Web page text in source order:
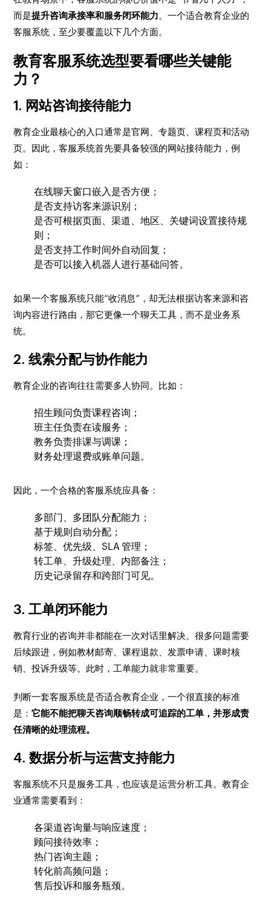
而是提升咨询承接率和服务闭环能力。一个适合教育企业的
客服系统，至少要覆盖以下几个方面。
教育客服系统选型要看哪些关键能
力？
1. 网站咨询接待能力
教育企业最核心的入口通常是官网、专题页、课程页和活动
页。因此，客服系统首先要具备较强的网站接待能力，例
如：
在线聊天窗口嵌入是否方便；
是否支持访客来源识别；
是否可根据页面、渠道、地区、关键词设置接待规
则；
是否支持工作时间外自动回复；
是否可以接入机器人进行基础问答。
如果一个客服系统只能“收消息”，却无法根据访客来源和咨
询内容进行路由，那它更像一个聊天工具，而不是业务系
统。
2. 线索分配与协作能力
教育企业的咨询往往需要多人协同。比如：
招生顾问负责课程咨询；
班主任负责在读服务；
教务负责排课与调课；
财务处理退费或账单问题。
因此，一个合格的客服系统应具备：
多部门、多团队分配能力；
基于规则自动分配；
标签、优先级、SLA 管理；
转工单、升级处理、内部备注；
历史记录留存和跨部门可见。
3. 工单闭环能力
教育行业的咨询并非都能在一次对话里解决。很多问题需要
后续跟进，例如教材邮寄、课程退款、发票申请、课时核
销、投诉升级等。此时，工单能力就非常重要。
判断一套客服系统是否适合教育企业，一个很直接的标准
是：它能不能把聊天咨询顺畅转成可追踪的工单，并形成责
任清晰的处理流程。
4. 数据分析与运营支持能力
客服系统不只是服务工具，也应该是运营分析工具。教育企
业通常需要看到：
各渠道咨询量与响应速度；
顾问接待效率；
热门咨询主题；
转化前高频问题；
售后投诉和服务瓶颈。